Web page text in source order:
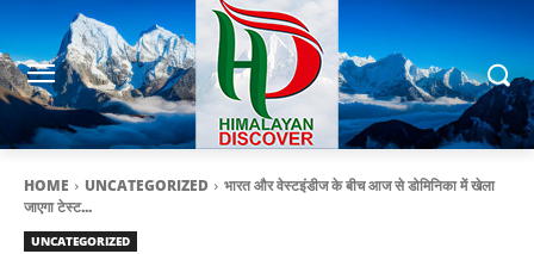
HOME UNCATEGORIZED
भारत और वेस्टइंडीज के बीच आज से डोमिनिका में खेला
जाएगा टेस्ट...
UNCATEGORIZED